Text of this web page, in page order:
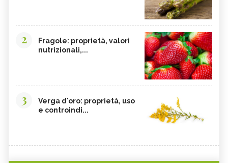
2
Fragole: proprietà, valori
nutrizionali,...
3
Verga d'oro: proprietà, uso
e controindi...